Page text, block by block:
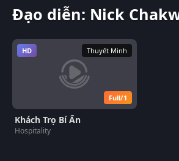
Đạo diễn: Nick
HD Thuyết Minh
Full/1
Khách Trọ Bí Ẩn
Hospitality